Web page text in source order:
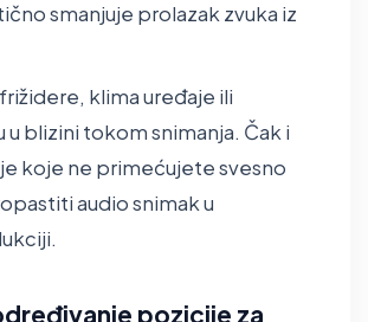
smanjuje prolazak zvuka iz
klima uređaje ili
u blizini tokom snimanja. Čak i
koje ne primećujete svesno
audio snimak u
pozicije za